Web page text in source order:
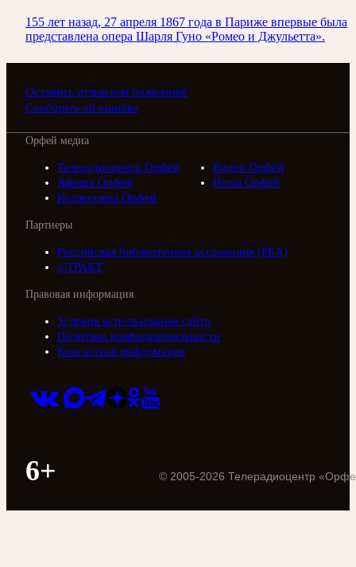
155 лет назад, 27 апреля 1867 года в Париже впервые была
представлена опера Шарля Гуно «Ромео и Джульетта».
Оставить отзыв или пожелание
Сообщить об ошибке
Орфей медиа
Телерадиоцентр Орфей
Видео Орфей
Афиша Орфей
Ноты Орфей
Коллективы Орфей
Партнеры
Российская библиотечная ассоциация (РБА)
///ТРАКТ
Правовая информация
Условия использования сайта
Политика конфиденциальности
Контактная информация
6+ © 2005-2026 Телерадиоцентр